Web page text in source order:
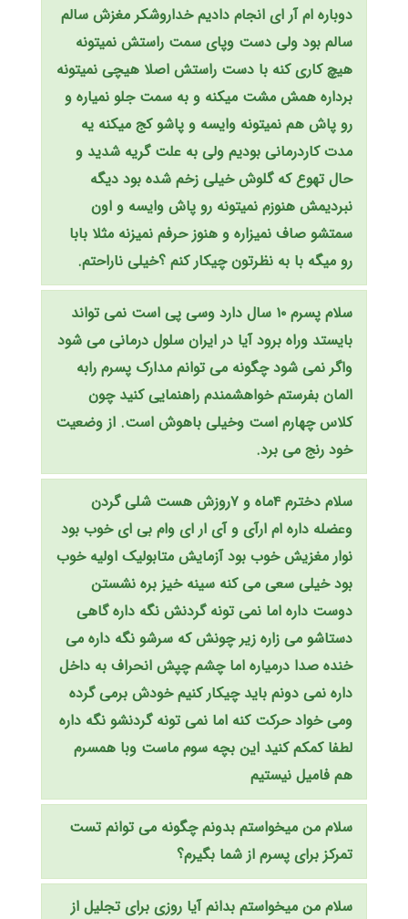
دوباره ام آر ای انجام دادیم خداروشکر مغزش سالم
سالم بود ولی دست وپای سمت راستش نمیتونه
هیچ کاری کنه با دست راستش اصلا هیچی نمیتونه
برداره همش مشت میکنه و به سمت جلو نمیاره و
رو پاش هم نمیتونه وایسه و پاشو کج میکنه یه
مدت کاردرمانی بودیم ولی به علت گریه شدید و
حال تهوع که گلوش خیلی زخم شده بود دیگه
نبردیمش هنوزم نمیتونه رو پاش وایسه و اون
سمتشو صاف نمیزاره و هنوز حرفم نمیزنه مثلا بابا
رو میگه با به نظرتون چیکار کنم ؟خیلی ناراحتم.
سلام پسرم ۱۰ سال دارد وسی پی است نمی تواند
بایستد وراه برود آیا در ایران سلول درمانی می شود
واگر نمی شود چگونه می توانم مدارک پسرم رابه
المان بفرستم خواهشمندم راهنمایی کنید چون
کلاس چهارم است وخیلی باهوش است. از وضعیت
خود رنج می برد.
سلام دخترم ۴ماه و ۷روزش هست شلی گردن
وعضله داره ام ارآی و آی ار ای وام بی ای خوب بود
نوار مغزیش خوب بود آزمایش متابولیک اولیه خوب
بود خیلی سعی می کنه سینه خیز بره نشستن
دوست داره اما نمی تونه گردنش نگه داره گاهی
دستاشو می زاره زیر چونش که سرشو نگه داره می
خنده صدا درمیاره اما چشم چپش انحراف به داخل
داره نمی دونم باید چیکار کنیم خودش برمی گرده
ومی خواد حرکت کنه اما نمی تونه گردنشو نگه داره
لطفا کمکم کنید این بچه سوم ماست وبا همسرم
هم فامیل نیستیم
سلام من میخواستم بدونم چگونه می توانم تست
تمرکز برای پسرم از شما بگیرم؟
سلام من میخواستم بدانم آیا روزی برای تجلیل از